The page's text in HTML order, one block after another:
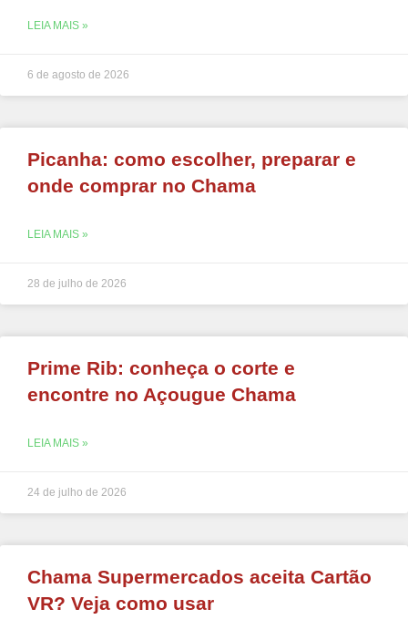
LEIA MAIS »
6 de agosto de 2026
Picanha: como escolher, preparar e
onde comprar no Chama
LEIA MAIS »
28 de julho de 2026
Prime Rib: conheça o corte e
encontre no Açougue Chama
LEIA MAIS »
24 de julho de 2026
Chama Supermercados aceita Cartão
VR? Veja como usar